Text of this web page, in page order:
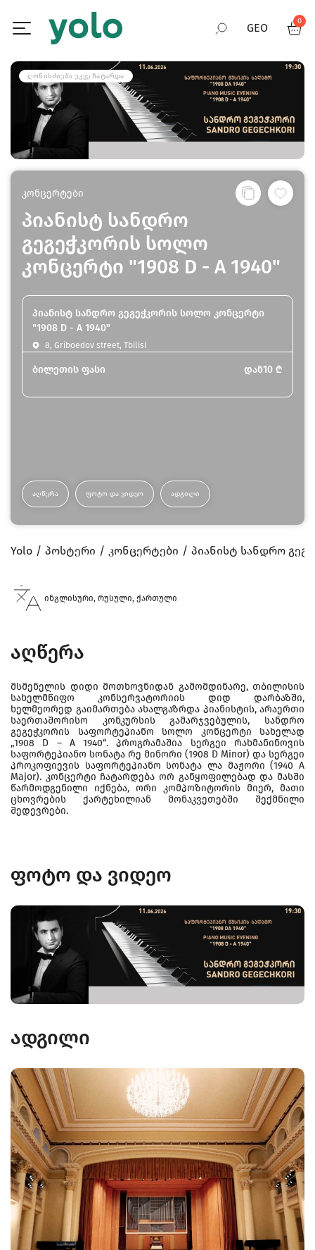
GEO
ENG
0
ᲦᲝᲜᲘᲡᲫᲘᲔᲑᲐ ᲣᲙᲕᲔ ᲩᲐᲢᲐᲠᲓᲐ
კონცერტები
პიანისტ სანდრო
გეგეჭკორის სოლო
კონცერტი "1908 D - A 1940"
პიანისტ სანდრო გეგეჭკორის სოლო კონცერტი
"1908 D - A 1940"
8, Griboedov street, Tbilisi
ბილეთის ფასი დან10 ₾
ᲐᲦᲬᲔᲠᲐ ᲤᲝᲢᲝ ᲓᲐ ᲕᲘᲓᲔᲝ ᲐᲓᲒᲘᲚᲘ
Yolo პოსტერი კონცერტები პიანისტ სანდრო
ინგლისური, რუსული, ქართული
აღწერა
მსმენელის დიდი მოთხოვნიდან გამომდინარე, თბილისის
სახელმწიფო კონსერვატორიის დიდ დარბაზში,
ხელმეორედ გაიმართება ახალგაზრდა პიანისტის, არაერთი
საერთაშორისო კონკურსის გამარჯვებულის, სანდრო
გეგეჭკორის საფორტეპიანო სოლო კონცერტი სახელად
„1908 D – A 1940“. პროგრამაშია სერგეი რახმანინოვის
საფორტეპიანო სონატა რე მინორი (1908 D Minor) და სერგეი
პროკოფიევის საფორტეპიანო სონატა ლა მაჟორი (1940 A
Major). კონცერტი ჩატარდება ორ განყოფილებად და მასში
წარმოდგენილი იქნება, ორი კომპოზიტორის მიერ, მათი
ცხოვრების ქარტეხილიან მონაკვეთებში შექმნილი
შედევრები.
ფოტო და ვიდეო
ადგილი